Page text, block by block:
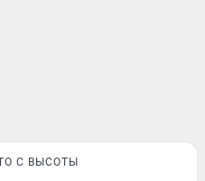
С ВЫСОТЫ